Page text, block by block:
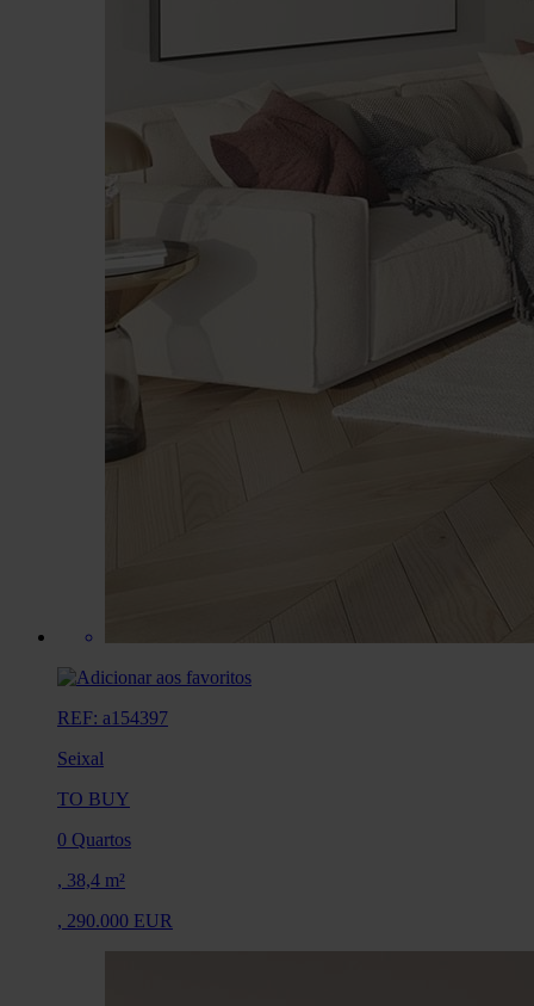
REF: a154397
Seixal
TO BUY
0 Quartos
, 38,4 m²
, 290.000 EUR